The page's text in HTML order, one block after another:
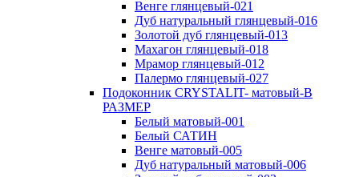
Венге глянцевый-021
Дуб натуральный глянцевый-016
Золотой дуб глянцевый-013
Махагон глянцевый-018
Мрамор глянцевый-012
Палермо глянцевый-027
Подоконник CRYSTALIT- матовый-В
РАЗМЕР
Белый матовый-001
Белый САТИН
Венге матовый-005
Дуб натуральный матовый-006